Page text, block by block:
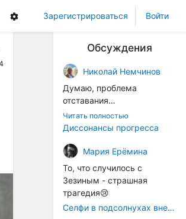
Зарегистрироваться Войти
Обсуждения
Николай Немчинов
Думаю, проблема
отставания
технологичности
оборудования в
окажется связана с
кадрами. Их надо будет
все больше, чтобы
затыкать
образовывающиеся
технологические дыры. И
Читать полностью
Диссонансы прогресса
Мария Ерёмина
То, что случилось с
Зезиным - страшная
трагедия😢
Селфи в подсолнухах вне закона: За проникновение на сельхозземли без разрешения хотят штрафовать